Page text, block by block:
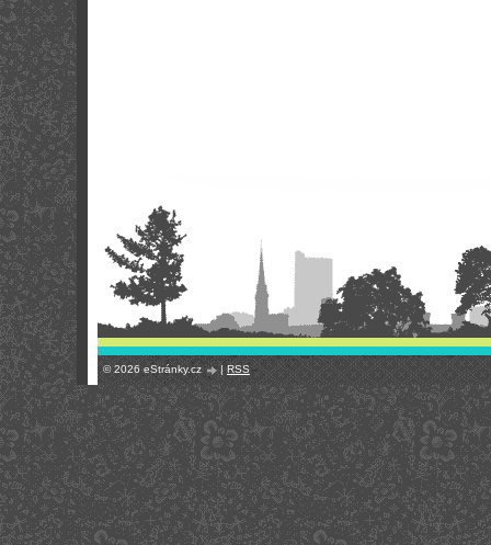
© 2026 eStránky.cz |RSS